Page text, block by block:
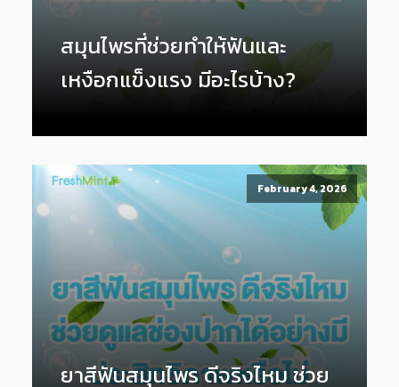
สมุนไพรที่ช่วยทำให้ฟันและ
เหงือกแข็งแรง มีอะไรบ้าง?
February 4, 2026
ยาสีฟันสมุนไพร ดีจริงไหม ช่วย